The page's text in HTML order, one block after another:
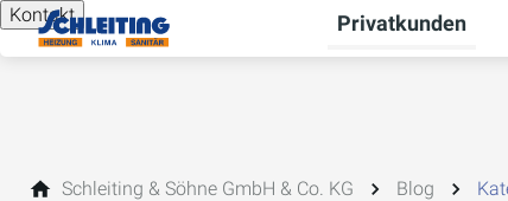
Kontakt Privatkunden
Schleiting & Söhne GmbH & Co. KG Blog